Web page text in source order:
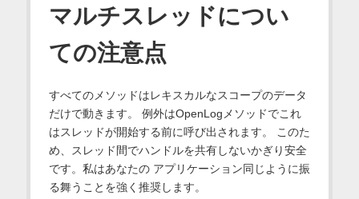
マルチスレッドについ
ての注意点
すべてのメソッドはレキスカルなスコープのデータ
だけで動きます。 例外はOpenLogメソッドでこれ
はスレッドが開始する前に呼び出されます。 このた
め、スレッド間でハンドルを共有しないかぎり安全
です。私はあなたの アプリケーション同じように振
る舞うことを強く推奨します。